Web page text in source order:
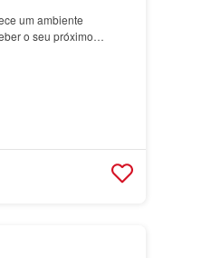
um ambiente
o seu próximo
Catarina e da…